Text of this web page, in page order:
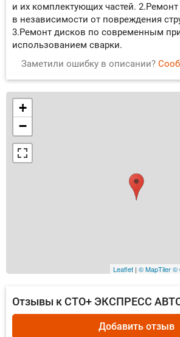
и их комплектующих частей.
в независимости от повреждения
3.Ремонт дисков по современным
использованием сварки.
Заметили ошибку в описании?
+
−
Leaflet | © MapTiler©
Отзывы к СТО+ ЭКСПРЕСС
Добавить отзыв